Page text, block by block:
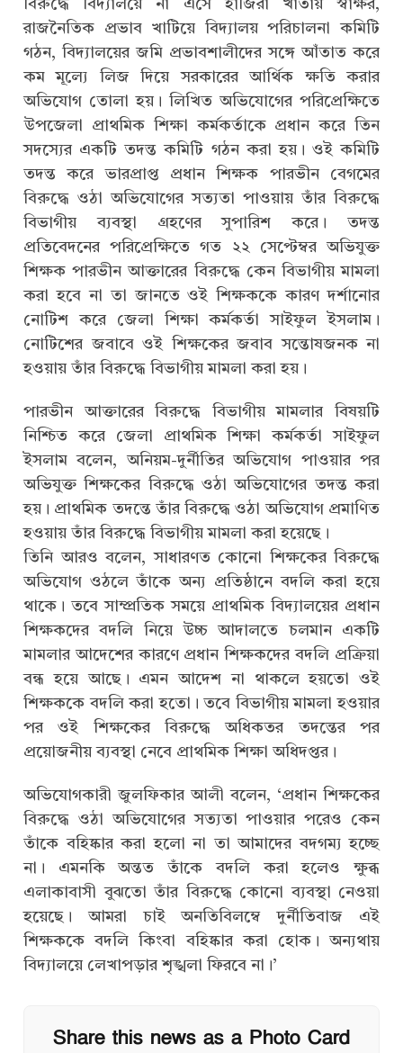
বিরুদ্ধে বিদ্যালয়ে না এসে হাজিরা খাতায় স্বাক্ষর,
রাজনৈতিক প্রভাব খাটিয়ে বিদ্যালয় পরিচালনা কমিটি
গঠন, বিদ্যালয়ের জমি প্রভাবশালীদের সঙ্গে আঁতাত করে
কম মূল্যে লিজ দিয়ে সরকারের আর্থিক ক্ষতি করার
অভিযোগ তোলা হয়। লিখিত অভিযোগের পরিপ্রেক্ষিতে
উপজেলা প্রাথমিক শিক্ষা কর্মকর্তাকে প্রধান করে তিন
সদস্যের একটি তদন্ত কমিটি গঠন করা হয়। ওই কমিটি
তদন্ত করে ভারপ্রাপ্ত প্রধান শিক্ষক পারভীন বেগমের
বিরুদ্ধে ওঠা অভিযোগের সত্যতা পাওয়ায় তাঁর বিরুদ্ধে
বিভাগীয় ব্যবস্থা গ্রহণের সুপারিশ করে। তদন্ত
প্রতিবেদনের পরিপ্রেক্ষিতে গত ২২ সেপ্টেম্বর অভিযুক্ত
শিক্ষক পারভীন আক্তারের বিরুদ্ধে কেন বিভাগীয় মামলা
করা হবে না তা জানতে ওই শিক্ষককে কারণ দর্শানোর
নোটিশ করে জেলা শিক্ষা কর্মকর্তা সাইফুল ইসলাম।
নোটিশের জবাবে ওই শিক্ষকের জবাব সন্তোষজনক না
হওয়ায় তাঁর বিরুদ্ধে বিভাগীয় মামলা করা হয়।
পারভীন আক্তারের বিরুদ্ধে বিভাগীয় মামলার বিষয়টি
নিশ্চিত করে জেলা প্রাথমিক শিক্ষা কর্মকর্তা সাইফুল
ইসলাম বলেন, অনিয়ম-দুর্নীতির অভিযোগ পাওয়ার পর
অভিযুক্ত শিক্ষকের বিরুদ্ধে ওঠা অভিযোগের তদন্ত করা
হয়। প্রাথমিক তদন্তে তাঁর বিরুদ্ধে ওঠা অভিযোগ প্রমাণিত
হওয়ায় তাঁর বিরুদ্ধে বিভাগীয় মামলা করা হয়েছে।
তিনি আরও বলেন, সাধারণত কোনো শিক্ষকের বিরুদ্ধে
অভিযোগ ওঠলে তাঁকে অন্য প্রতিষ্ঠানে বদলি করা হয়ে
থাকে। তবে সাম্প্রতিক সময়ে প্রাথমিক বিদ্যালয়ের প্রধান
শিক্ষকদের বদলি নিয়ে উচ্চ আদালতে চলমান একটি
মামলার আদেশের কারণে প্রধান শিক্ষকদের বদলি প্রক্রিয়া
বন্ধ হয়ে আছে। এমন আদেশ না থাকলে হয়তো ওই
শিক্ষককে বদলি করা হতো। তবে বিভাগীয় মামলা হওয়ার
পর ওই শিক্ষকের বিরুদ্ধে অধিকতর তদন্তের পর
প্রয়োজনীয় ব্যবস্থা নেবে প্রাথমিক শিক্ষা অধিদপ্তর।
অভিযোগকারী জুলফিকার আলী বলেন, ‘প্রধান শিক্ষকের
বিরুদ্ধে ওঠা অভিযোগের সত্যতা পাওয়ার পরেও কেন
তাঁকে বহিষ্কার করা হলো না তা আমাদের বদগম্য হচ্ছে
না। এমনকি অন্তত তাঁকে বদলি করা হলেও ক্ষুব্ধ
এলাকাবাসী বুঝতো তাঁর বিরুদ্ধে কোনো ব্যবস্থা নেওয়া
হয়েছে। আমরা চাই অনতিবিলম্বে দুর্নীতিবাজ এই
শিক্ষককে বদলি কিংবা বহিষ্কার করা হোক। অন্যথায়
বিদ্যালয়ে লেখাপড়ার শৃঙ্খলা ফিরবে না।’
Share this news as a Photo Card